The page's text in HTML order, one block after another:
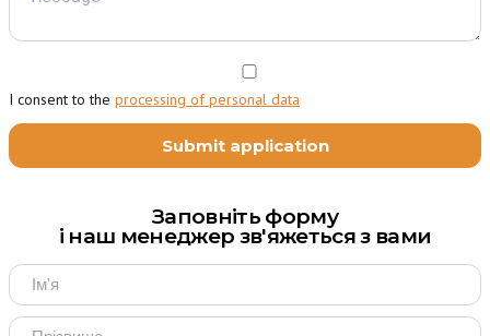
I consent to the processing of personal data
Заповніть форму
і наш менеджер зв'яжеться з вами